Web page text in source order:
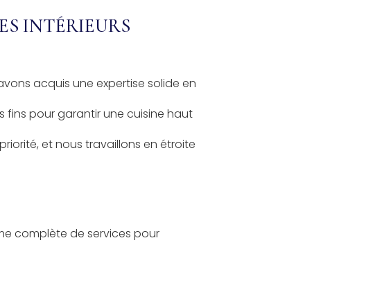
INTÉRIEURS
acquis une expertise solide en
fins pour garantir une cuisine haut
et nous travaillons en étroite
complète de services pour